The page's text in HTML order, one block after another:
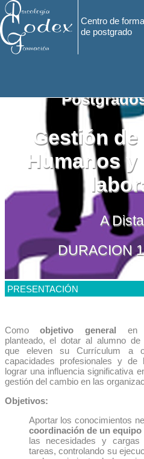
Centro de
de postgrado
Gestión
Humanos
A
DURACION
PRESENTACIÓN
Comoobjetivo generalen
planteado, el dotar al alumno de
que eleven su Currículum a
capacidades profesionales y de
lograr una influencia significativa
gestión del cambio en las
Objetivos:
Aportar los conocimientos
coordinación de un equipo
las necesidades y cargas
tareas, controlando su